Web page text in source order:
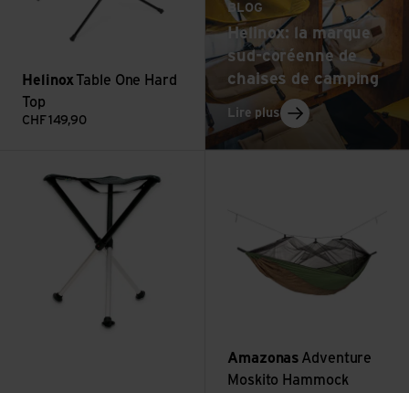
Helinox Table One Hard
Top
CHF149,90
BLOG
Helinox: la marque
sud-coréenne de
chaises de camping
Lire plus: Helinox: la marque
Amazonas Adventure
Moskito Hammock